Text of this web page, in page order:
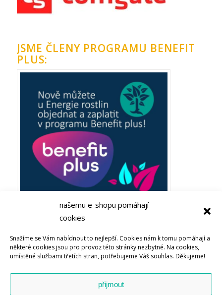
našemu e-shopu pomáhají
cookies
Snažíme se Vám nabídnout to nejlepší. Cookies nám k tomu pomáhají a
některé cookies jsou pro provoz této stránky nezbytné. Na cookies,
umístěné službami třetích stran, potřebujeme Váš souhlas. Děkujeme!
přijmout
JSME ČLENY PROGRAMU BENEFIT
PLUS:
Bachovy esence nebo soli života u Energie rostlin